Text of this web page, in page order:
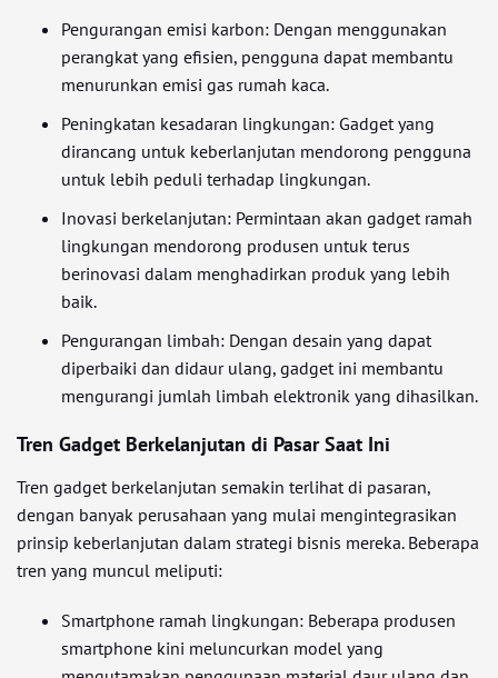
Pengurangan emisi karbon: Dengan menggunakan
perangkat yang efisien, pengguna dapat membantu
menurunkan emisi gas rumah kaca.
Peningkatan kesadaran lingkungan: Gadget yang
dirancang untuk keberlanjutan mendorong pengguna
untuk lebih peduli terhadap lingkungan.
Inovasi berkelanjutan: Permintaan akan gadget ramah
lingkungan mendorong produsen untuk terus
berinovasi dalam menghadirkan produk yang lebih
baik.
Pengurangan limbah: Dengan desain yang dapat
diperbaiki dan didaur ulang, gadget ini membantu
mengurangi jumlah limbah elektronik yang dihasilkan.
Tren Gadget Berkelanjutan di Pasar Saat Ini
Tren gadget berkelanjutan semakin terlihat di pasaran,
dengan banyak perusahaan yang mulai mengintegrasikan
prinsip keberlanjutan dalam strategi bisnis mereka. Beberapa
tren yang muncul meliputi:
Smartphone ramah lingkungan: Beberapa produsen
smartphone kini meluncurkan model yang